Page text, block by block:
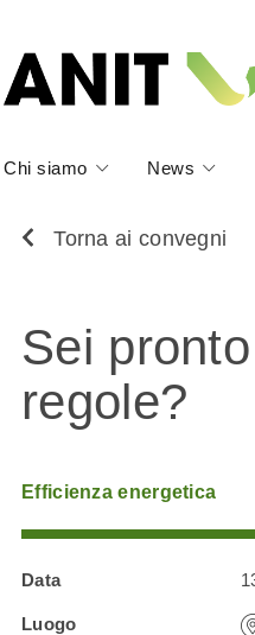
Chi siamo News
Torna ai convegni
Sei
regole?
Efficienza energetica
Data
Luogo